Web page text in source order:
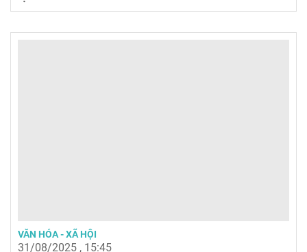
VĂN HÓA - XÃ HỘI
31/08/2025 , 15:45